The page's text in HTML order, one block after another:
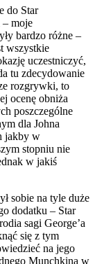
do Star
– moje
bardzo różne –
wszystkie
uczestniczyć,
tu zdecydowanie
rozgrywki, to
ocenę obniża
poszczególne
dla Johna
jakby w
stopniu nie
w jakiś
sobie na tyle duże
dodatku – Star
sagi George’a
się z tym
na jego
Munchkina w